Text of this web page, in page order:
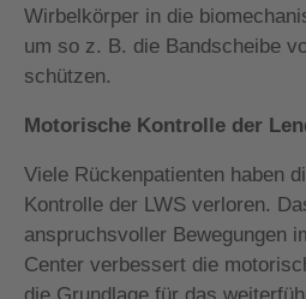
Wir­bel­körper in die
um so z. B. die Bandscheibe
schützen.
Motorische Kontrolle der
Viele Rückenpatienten haben
Kontrolle der LWS verloren.
anspruchsvoller Bewegungen
Center verbessert die